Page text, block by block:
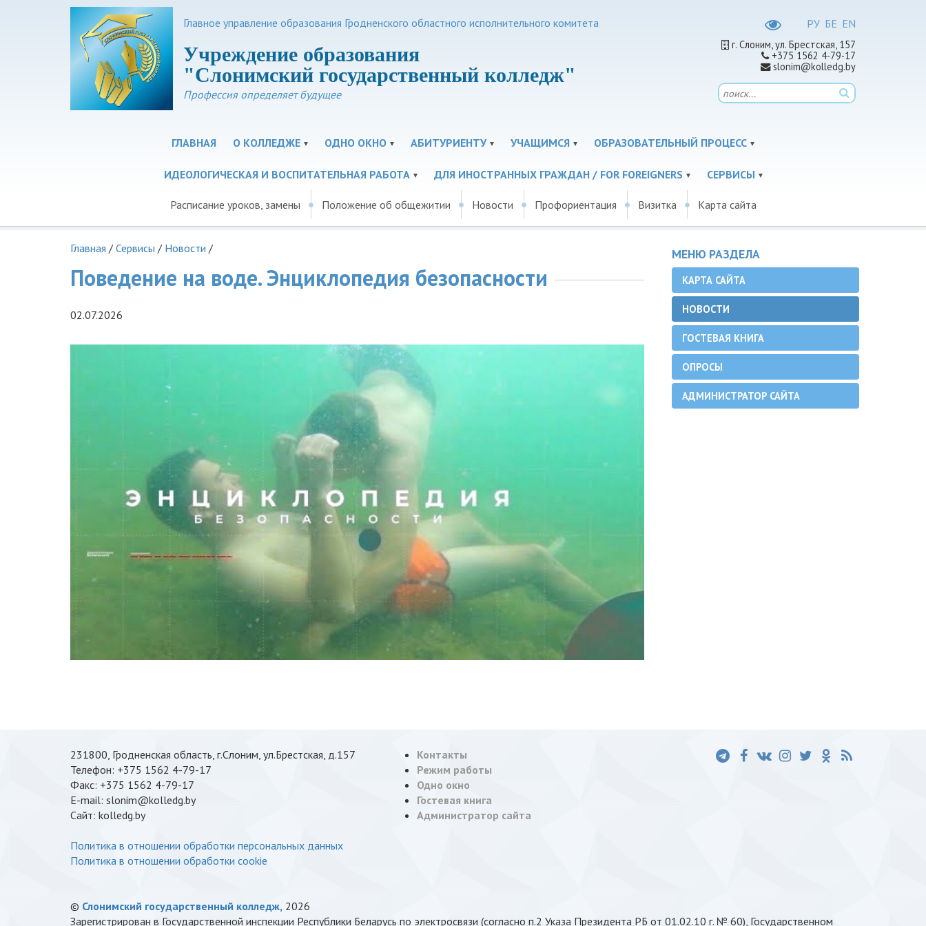
РУ БЕ EN
г. Слоним, ул. Брестская, 157
+375 1562 4-79-17
slonim@kolledg.by
Главное управление образования Гродненского областного исполнительного комитета
Учреждение образования
"Слонимский государственный колледж"
Профессия определяет будущее
ГЛАВНАЯ О КОЛЛЕДЖЕ ОДНО ОКНО АБИТУРИЕНТУ УЧАЩИМСЯ ОБРАЗОВАТЕЛЬНЫЙ ПРОЦЕСС
ИДЕОЛОГИЧЕСКАЯ И ВОСПИТАТЕЛЬНАЯ РАБОТА ДЛЯ ИНОСТРАННЫХ ГРАЖДАН / FOR FOREIGNERS СЕРВИСЫ
Расписание уроков, замены Положение об общежитии Новости Профориентация Визитка Карта сайта
Главная / Сервисы / Новости /
Поведение на воде. Энциклопедия безопасности
02.07.2026
МЕНЮ РАЗДЕЛА
КАРТА САЙТА
НОВОСТИ
ГОСТЕВАЯ КНИГА
ОПРОСЫ
АДМИНИСТРАТОР САЙТА
231800, Гродненская область, г.Слоним, ул.Брестская, д.157
Телефон: +375 1562 4-79-17
Факс: +375 1562 4-79-17
E-mail: slonim@kolledg.by
Cайт: kolledg.by
Политика в отношении обработки персональных данных
Политика в отношении обработки cookie
Контакты
Режим работы
Одно окно
Гостевая книга
Администратор сайта
© Слонимский государственный колледж, 2026
Зарегистрирован в Государственной инспекции Республики Беларусь по электросвязи (согласно п.2 Указа Президента РБ от 01.02.10 г. № 60), Государственном